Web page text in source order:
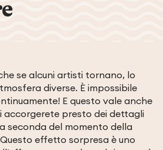
se alcuni artisti tornano, lo
diverse. È impossibile
E questo vale anche
accorgerete presto dei dettagli
seconda del momento della
effetto sorpresa è uno